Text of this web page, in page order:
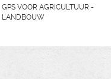
GPS VOOR AGRICULTUUR -
LANDBOUW